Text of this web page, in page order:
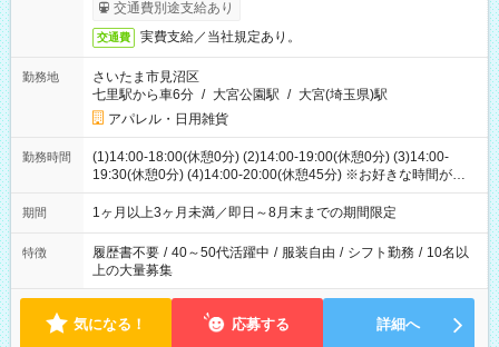
交通費別途支給あり
交通費 実費支給／当社規定あり。
勤務地
さいたま市見沼区
七里駅から車6分 / 大宮公園駅 / 大宮(埼玉県)駅
アパレル・日用雑貨
勤務時間
(1)14:00-18:00(休憩0分) (2)14:00-19:00(休憩0分) (3)14:00-
19:30(休憩0分) (4)14:00-20:00(休憩45分) ※お好きな時間が選べ
ます
期間 1ヶ月以上3ヶ月未満／即日～8月末までの期間限定
特徴 履歴書不要 / 40～50代活躍中 / 服装自由 / シフト勤務 / 10名以
上の大量募集
気になる！ 応募する 詳細へ